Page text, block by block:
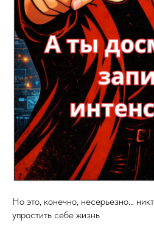
Но это, конечно, несерьезно…
упростить себе жизнь